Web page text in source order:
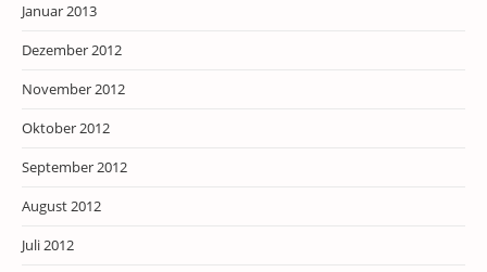
Januar 2013
Dezember 2012
November 2012
Oktober 2012
September 2012
August 2012
Juli 2012